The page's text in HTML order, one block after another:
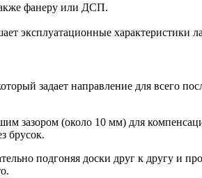
фанеру или ДСП.
эксплуатационные характеристики
задает направление для всего
зазором (около 10 мм) для
брусок.
подгоняя доски друг к другу и